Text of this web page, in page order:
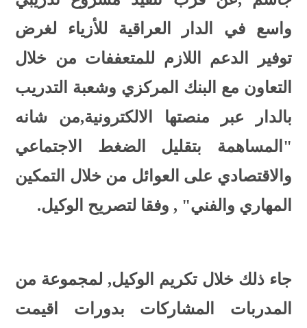
واسع في الدار العراقية للأزياء لغرض
توفير الدعم اللازم للمتعففات من خلال
التعاون مع البنك المركزي وشعبة التدريب
بالدار عبر منصتها الالكترونية,من شانه
"المساهمة بتقليل الضغط الاجتماعي
والاقتصادي على العوائل من خلال التمكين
المهاري والفني" , وفقا لتصريح الوكيل.
جاء ذلك خلال تكريم الوكيل, لمجموعة من
المدربات المشاركات بدورات اقيمت